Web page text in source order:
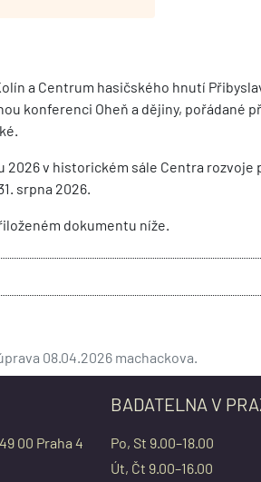
a Centrum hasičského hnutí
konferenci Oheň a dějiny, pořádané
v historickém sále Centra rozvoje
srpna 2026.
dokumentu níže.
08.04.2026 machackova.
00 Praha 4
BADATELNA V
Po, St 9.00–18.00
Út, Čt 9.00–16.00